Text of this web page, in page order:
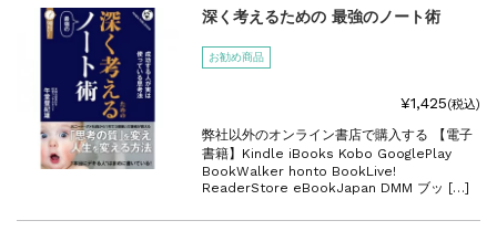
重版情報
2021.3.25
『〈決定版〉ソ連・ロシア 戦車王国の系譜...
2021.2.3
『米軍提督と太平洋戦争』（谷光太郎）五刷...
重版情報
2020.12.18
『「砲兵」から見た世界大戦』（古峰文三）...
重版情報
2020.12.18
『日本陸海軍はなぜロジスティクスを軽視し...
重版情報
2020.12.18
深く考えるための 最強のノート術
お勧め商品
¥1,425(税込)
弊社以外のオンライン書店で購入する 【電子
書籍】Kindle iBooks Kobo GooglePlay
BookWalker honto BookLive!
ReaderStore eBookJapan DMM ブッ […]